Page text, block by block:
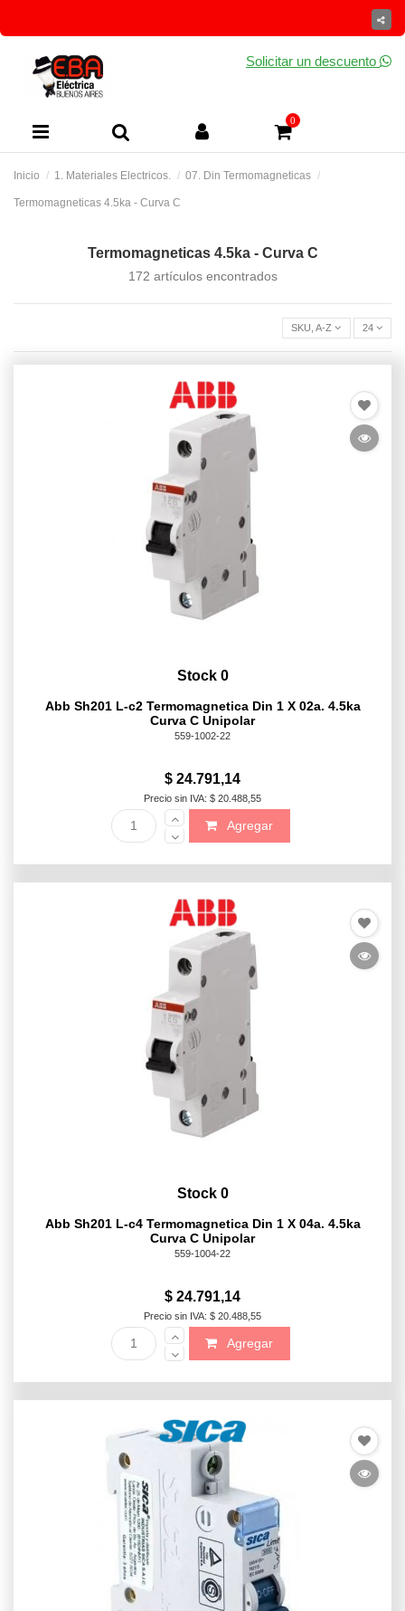
Solicitar un descuento
0
Inicio 1. Materiales Electricos. 07. Din Termomagneticas
Termomagneticas 4.5ka - Curva C
Termomagneticas 4.5ka - Curva C
172 artículos encontrados
SKU, A-Z
Stock 0
Abb Sh201 L-c2 Termomagnetica Din 1 X 02a. 4.5ka
Curva C Unipolar
559-1002-22
$ 24.791,14
Precio sin IVA: $ 20.488,55
Agregar
Stock 0
Abb Sh201 L-c4 Termomagnetica Din 1 X 04a. 4.5ka
Curva C Unipolar
559-1004-22
$ 24.791,14
Precio sin IVA: $ 20.488,55
Agregar